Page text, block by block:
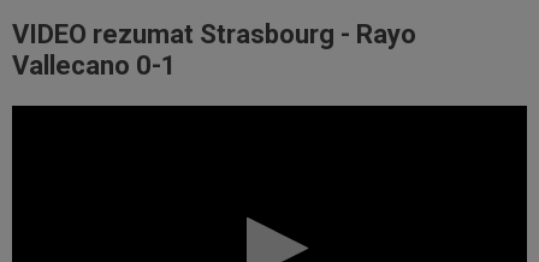
VIDEO rezumat Strasbourg - Rayo
Vallecano 0-1